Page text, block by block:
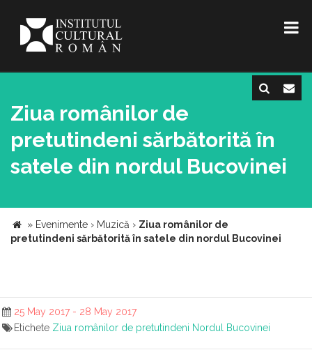
Ziua românilor de
pretutindeni sărbătorită în
satele din nordul Bucovinei
» Evenimente › Muzică › Ziua românilor de
pretutindeni sărbătorită în satele din nordul Bucovinei
25 May 2017 - 28 May 2017
Etichete Ziua românilor de pretutindeni Nordul Bucovinei